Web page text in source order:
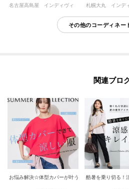
洗濯方法：洗濯機洗い可
クリックして簡単に追加できます！
[おすすめPOINT]
お得な情報をGETできます！！
POINT.1
再入荷通知や、値下げ情報・在庫状況をメ
名古屋高島屋 インディヴィ
札幌大丸 インデ
その他のコーディネー
関連ブロ
お悩み解決☆体型カバーが叶う涼しい服！酷暑を乗り切る！